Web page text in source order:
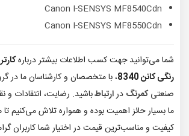
Canon I-SENSYS MF8540Cdn
Canon I-SENSYS MF8550Cdn
شما می‌توانید جهت کسب اطلاعات بیشتر درباره
رنگی کانن 8340
، با متخصصان و کارشناسان ما در
صنعتیکمرنگ درارتباطباشید. رضایت، انتقادات و
ما بسیار حائز اهمیت بوده و همواره تلاش می‌کنیم
کیفیت و مناسب‌ترین قیمت در اختیار شما کاربران